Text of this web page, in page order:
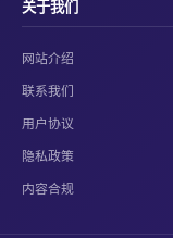
关于我们
网站介绍
联系我们
用户协议
隐私政策
内容合规